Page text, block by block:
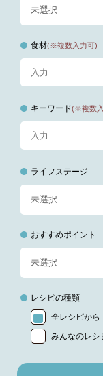
食材(※複数入力可)
キーワード(※複数
ライフステージ
おすすめポイント
レシピの種類
全レシピから
みんなのレシ